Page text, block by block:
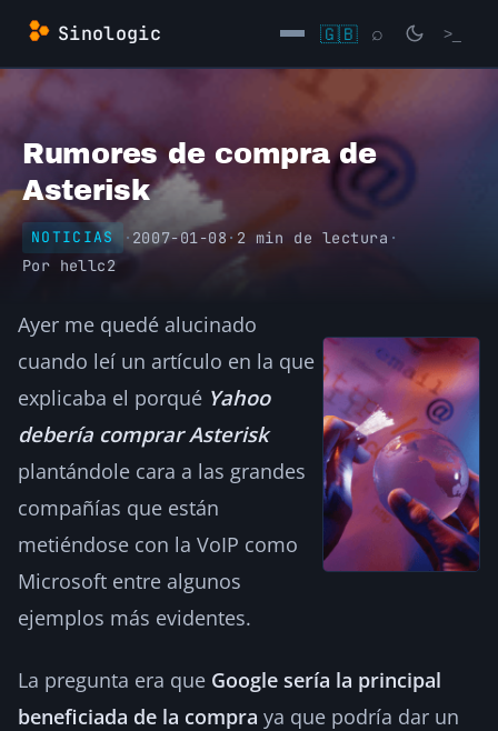
Saltar
contenido
Sinologic 🇬🇧 ⌕ >_
Rumores de compra de
Asterisk
NOTICIAS · 2007-01-08· 2 min de lectura ·
Por hellc2
Ayer me quedé alucinado
cuando leí un artículo en la que
explicaba el porqué Yahoo
debería comprar Asterisk
plantándole cara a las grandes
compañías que están
metiéndose con la VoIP como
Microsoft entre algunos
ejemplos más evidentes.
La pregunta era que Google sería la principal
beneficiada de la compra ya que podría dar un